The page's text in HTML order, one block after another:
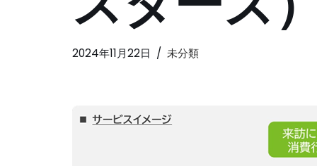
2024年11月22日 未分類